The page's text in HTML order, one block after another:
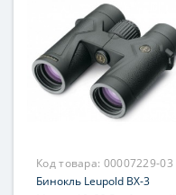
Код товара: 00007229-03
Бинокль Leupold BX-3